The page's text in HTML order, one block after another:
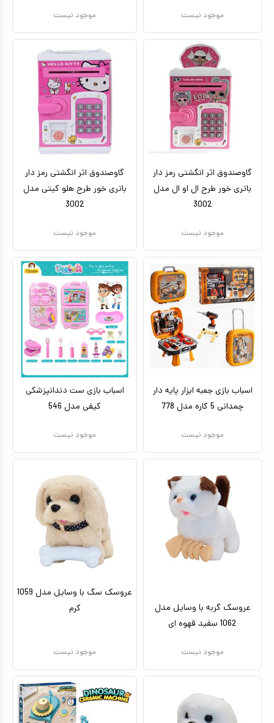
موجود نیست موجود نیست
گاوصندوق اثر انگشتی رمز دار
باتری خور طرح ال او ال مدل
3002
موجود نیست
گاوصندوق اثر انگشتی رمز دار
باتری خور طرح هلو کیتی مدل
3002
موجود نیست
اسباب بازی جعبه ابزار پایه دار
چمدانی 5 کاره مدل 778
موجود نیست
اسباب بازی ست دندانپزشکی
کیفی مدل 546
موجود نیست
عروسک گربه با وسایل مدل
1062 سفید قهوه ای
موجود نیست
عروسک سگ با وسایل مدل 1059
کرم
موجود نیست